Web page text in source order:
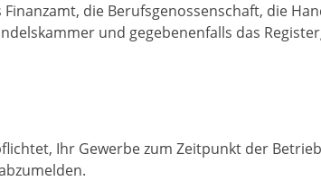
Finanzamt, die Berufsgenossenschaft, die
und gegebenenfalls das
Ihr Gewerbe zum Zeitpunkt der